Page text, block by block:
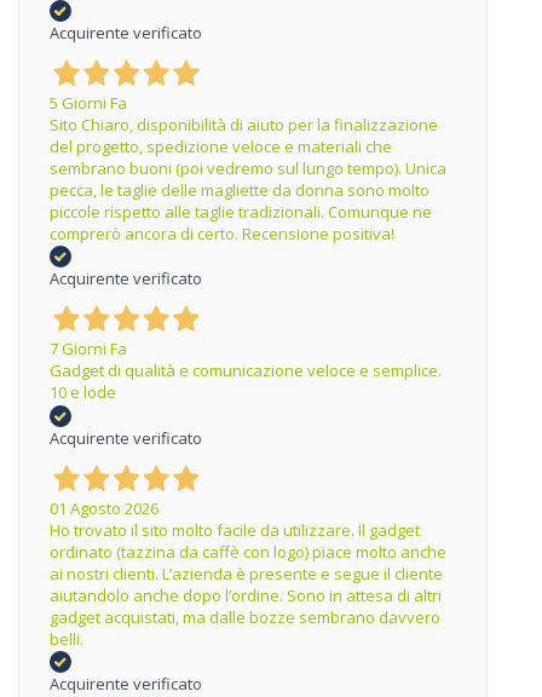
Acquirente verificato
5 Giorni Fa
Sito Chiaro, disponibilità di aiuto per la finalizzazione
del progetto, spedizione veloce e materiali che
sembrano buoni (poi vedremo sul lungo tempo). Unica
pecca, le taglie delle magliette da donna sono molto
piccole rispetto alle taglie tradizionali. Comunque ne
comprerò ancora di certo. Recensione positiva!
Acquirente verificato
7 Giorni Fa
Gadget di qualità e comunicazione veloce e semplice.
10 e lode
Acquirente verificato
01 Agosto 2026
Ho trovato il sito molto facile da utilizzare. Il gadget
ordinato (tazzina da caffè con logo) piace molto anche
ai nostri clienti. L’azienda è presente e segue il cliente
aiutandolo anche dopo l’ordine. Sono in attesa di altri
gadget acquistati, ma dalle bozze sembrano davvero
belli.
Acquirente verificato